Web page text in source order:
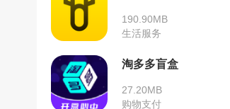
190.90MB
生活服务
淘多多盲盒
27.20MB
购物支付